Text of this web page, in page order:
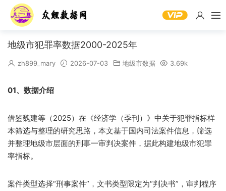
地级市犯罪率数据2000-2025年
zh899_mary 2026-07-03 地级市数据 3.69k
01、数据介绍
借鉴魏建等（2025）在《经济学（季刊）》中关于犯罪指标样
本筛选与整理的研究思路，本文基于国内司法案件信息，筛选
并整理地级市层面的刑事一审判决案件，据此构建地级市犯罪
率指标。
案件类型选择“刑事案件”，文书类型限定为“判决书”，审判程序